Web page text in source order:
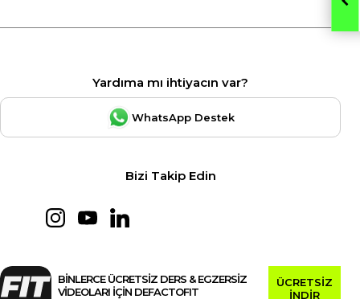
Yardıma mı ihtiyacın var?
WhatsApp Destek
Bizi Takip Edin
BİNLERCE ÜCRETSİZ DERS & EGZERSİZ
VİDEOLARI İÇİN DEFACTOFIT
ÜCRETSİZ
İNDİR